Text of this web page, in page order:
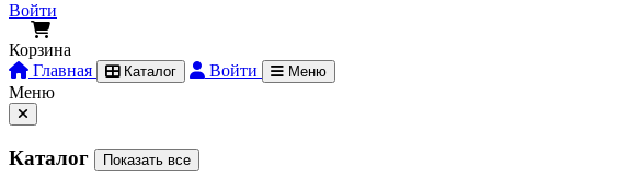
Войти
Корзина
Главная
Каталог Войти Меню
Меню
Каталог Показать все